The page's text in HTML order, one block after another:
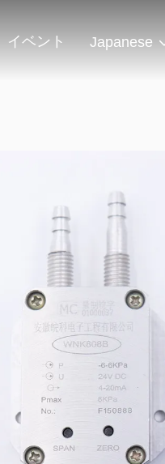
イベント Japanese